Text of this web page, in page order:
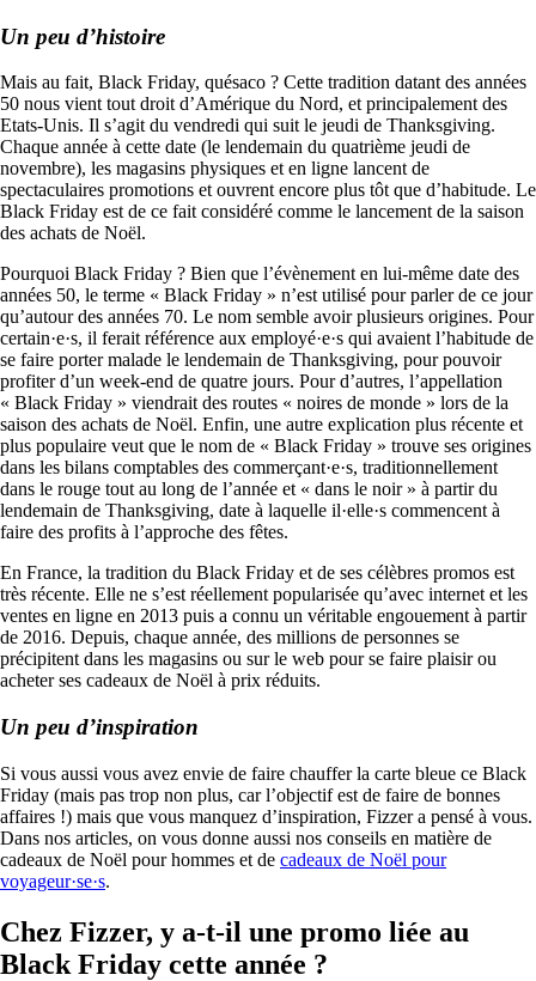
Un peu d’histoire
Mais au fait, Black Friday, quésaco ? Cette tradition datant des années
50 nous vient tout droit d’Amérique du Nord, et principalement des
Etats-Unis. Il s’agit du vendredi qui suit le jeudi de Thanksgiving.
Chaque année à cette date (le lendemain du quatrième jeudi de
novembre), les magasins physiques et en ligne lancent de
spectaculaires promotions et ouvrent encore plus tôt que d’habitude. Le
Black Friday est de ce fait considéré comme le lancement de la saison
des achats de Noël.
Pourquoi Black Friday ? Bien que l’évènement en lui-même date des
années 50, le terme « Black Friday » n’est utilisé pour parler de ce jour
qu’autour des années 70. Le nom semble avoir plusieurs origines. Pour
certain·e·s, il ferait référence aux employé·e·s qui avaient l’habitude de
se faire porter malade le lendemain de Thanksgiving, pour pouvoir
profiter d’un week-end de quatre jours. Pour d’autres, l’appellation
« Black Friday » viendrait des routes « noires de monde » lors de la
saison des achats de Noël. Enfin, une autre explication plus récente et
plus populaire veut que le nom de « Black Friday » trouve ses origines
dans les bilans comptables des commerçant·e·s, traditionnellement
dans le rouge tout au long de l’année et « dans le noir » à partir du
lendemain de Thanksgiving, date à laquelle il·elle·s commencent à
faire des profits à l’approche des fêtes.
En France, la tradition du Black Friday et de ses célèbres promos est
très récente. Elle ne s’est réellement popularisée qu’avec internet et les
ventes en ligne en 2013 puis a connu un véritable engouement à partir
de 2016. Depuis, chaque année, des millions de personnes se
précipitent dans les magasins ou sur le web pour se faire plaisir ou
acheter ses cadeaux de Noël à prix réduits.
Un peu d’inspiration
Si vous aussi vous avez envie de faire chauffer la carte bleue ce Black
Friday (mais pas trop non plus, car l’objectif est de faire de bonnes
affaires !) mais que vous manquez d’inspiration, Fizzer a pensé à vous.
Dans nos articles, on vous donne aussi nos conseils en matière de
cadeaux de Noël pour hommes et de cadeaux de Noël pour
voyageur·se·s.
Chez Fizzer, y a-t-il une promo liée au
Black Friday cette année ?